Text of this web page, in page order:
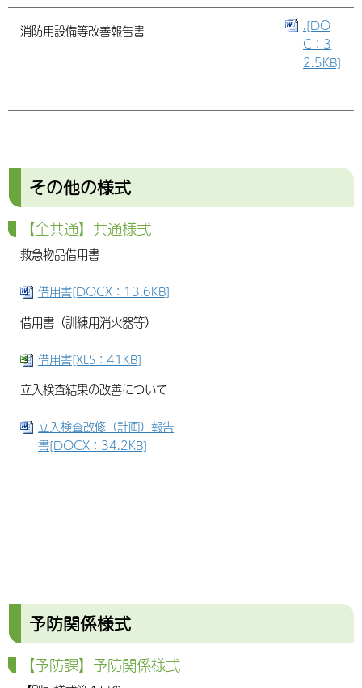
消防用設備等改善報告書
.[DO
C：3
2.5KB]
その他の様式
【全共通】共通様式
救急物品借用書
借用書[DOCX：13.6KB]
借用書（訓練用消火器等）
借用書[XLS：41KB]
立入検査結果の改善について
立入検査改修（計画）報告
書[DOCX：34.2KB]
予防関係様式
【予防課】予防関係様式